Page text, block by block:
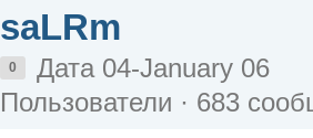
saLRm
0
Дата 04-January 06
Пользователи · 683